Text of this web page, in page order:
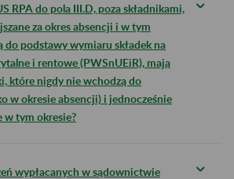
RPA do pola III.D, poza składnikami,
za okres absencji i w tym
do podstawy wymiaru składek na
i rentowe (PWSnUEiR), mają
które nigdy nie wchodzą do
w okresie absencji) i jednocześnie
w tym okresie?
wypłacanych w sądownictwie